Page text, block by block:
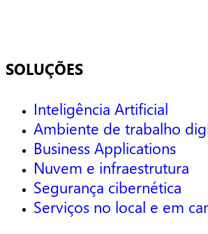
SOLUÇÕES
Inteligência Artificial
Ambiente de trabalho
Business Applications
Nuvem e infraestrutura
Segurança cibernética
Serviços no local e em